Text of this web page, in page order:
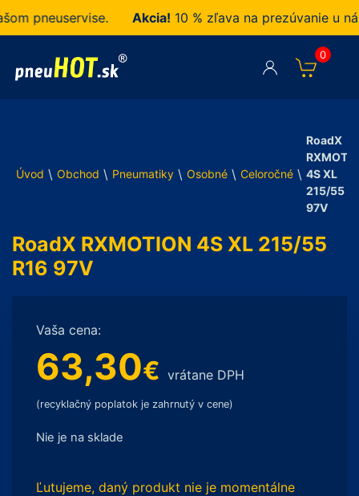
pneuservise. Akcia!10 % zľava na prezúvanie u nás
0
Úvod \ Obchod \ Pneumatiky \ Osobné \ Celoročné \
RoadX
4S XL
215/55
97V
RoadX RXMOTION 4S XL 215/55
R16 97V
Vaša cena:
63,30€ vrátane DPH
(recyklačný poplatok je zahrnutý v cene)
Nie je na sklade
Ľutujeme, daný produkt nie je momentálne